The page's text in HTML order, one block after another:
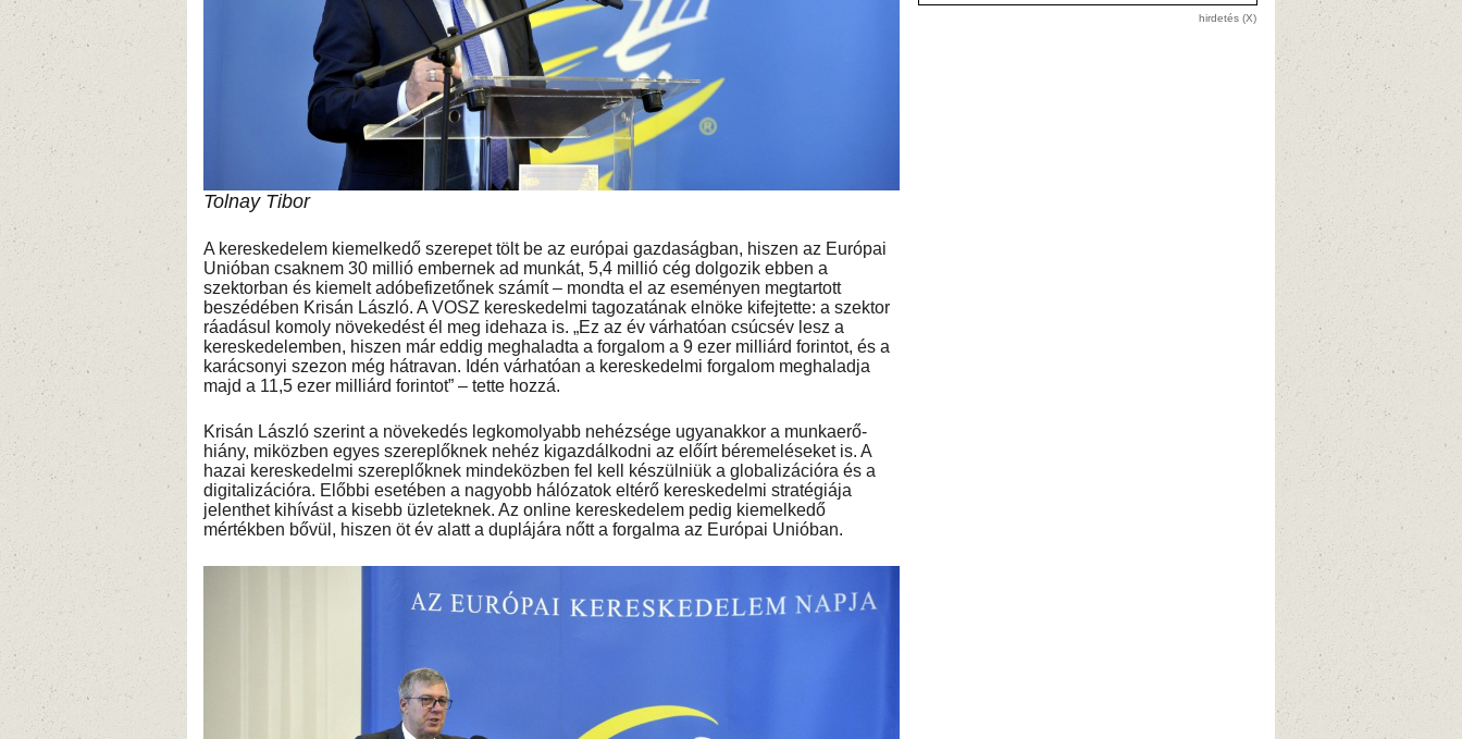
Tolnay Tibor
A kereskedelem kiemelkedő szerepet tölt be az európai gazdaságban, hiszen az Európai
Unióban csaknem 30 millió embernek ad munkát, 5,4 millió cég dolgozik ebben a
szektorban és kiemelt adóbefizetőnek számít – mondta el az eseményen megtartott
beszédében Krisán László. A VOSZ kereskedelmi tagozatának elnöke kifejtette: a szektor
ráadásul komoly növekedést él meg idehaza is. „Ez az év várhatóan csúcsév lesz a
kereskedelemben, hiszen már eddig meghaladta a forgalom a 9 ezer milliárd forintot, és a
karácsonyi szezon még hátravan. Idén várhatóan a kereskedelmi forgalom meghaladja
majd a 11,5 ezer milliárd forintot” – tette hozzá.
Krisán László szerint a növekedés legkomolyabb nehézsége ugyanakkor a munkaerő-
hiány, miközben egyes szereplőknek nehéz kigazdálkodni az előírt béremeléseket is. A
hazai kereskedelmi szereplőknek mindeközben fel kell készülniük a globalizációra és a
digitalizációra. Előbbi esetében a nagyobb hálózatok eltérő kereskedelmi stratégiája
jelenthet kihívást a kisebb üzleteknek. Az online kereskedelem pedig kiemelkedő
mértékben bővül, hiszen öt év alatt a duplájára nőtt a forgalma az Európai Unióban.